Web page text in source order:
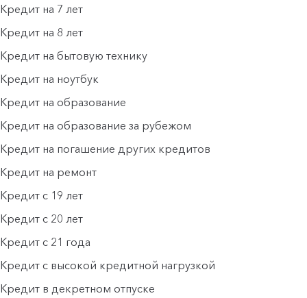
Кредит на 7 лет
Кредит на 8 лет
Кредит на бытовую технику
Кредит на ноутбук
Кредит на образование
Кредит на образование за рубежом
Кредит на погашение других кредитов
Кредит на ремонт
Кредит с 19 лет
Кредит с 20 лет
Кредит с 21 года
Кредит с высокой кредитной нагрузкой
Кредит в декретном отпуске